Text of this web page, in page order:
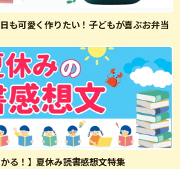
も可愛く作りたい！子どもが喜ぶお弁当
る！】夏休み読書感想文特集